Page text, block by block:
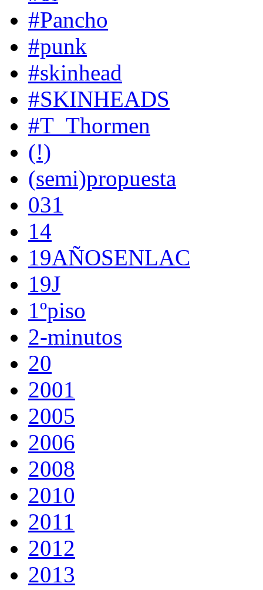
#Pancho
#punk
#skinhead
#SKINHEADS
#T_Thormen
(!)
(semi)propuesta
031
14
19AÑOSENLAC
19J
1ºpiso
2-minutos
20
2001
2005
2006
2008
2010
2011
2012
2013